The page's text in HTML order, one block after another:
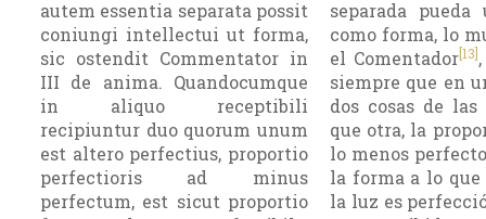
autem essentia separata possit
coniungi intellectui ut forma,
sic ostendit Commentator in
III de anima. Quandocumque
in aliquo receptibili
recipiuntur duo quorum unum
est altero perfectius, proportio
perfectioris ad minus
perfectum, est sicut proportio
separada
como forma, lo
el Comentador[13]
siempre que en
dos cosas de
que otra, la
lo menos
la forma a lo
la luz es